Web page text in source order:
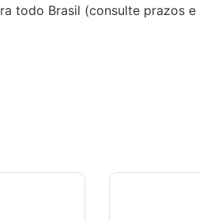
todo Brasil (consulte prazos